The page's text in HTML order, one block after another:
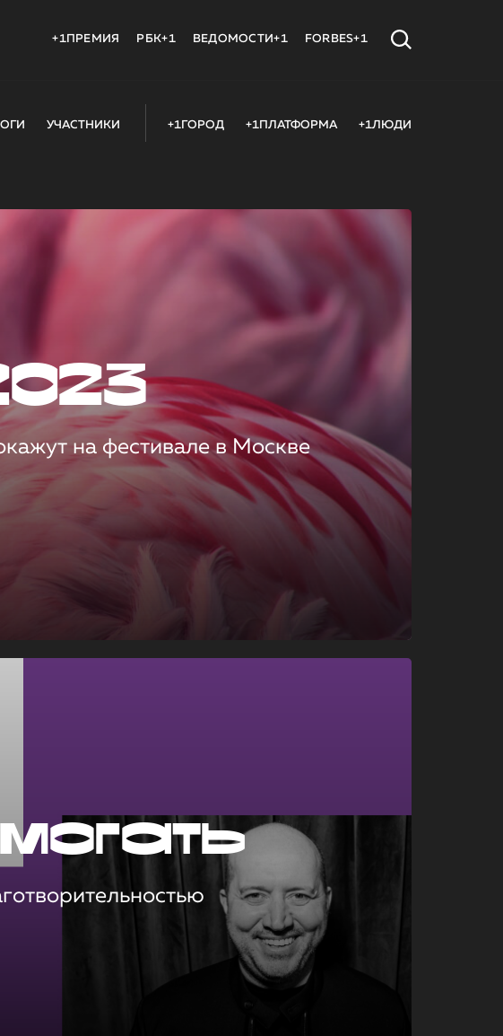
+1ПРЕМИЯ РБК+1 ВЕДОМОСТИ+1 FORBES+1
УЧАСТНИКИ +1ГОРОД +1ПЛАТФОРМА +1ЛЮДИ
на фестивале в Москве